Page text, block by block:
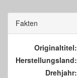
Fakten
Originaltitel:
Herstellungsland:
Drehjahr: